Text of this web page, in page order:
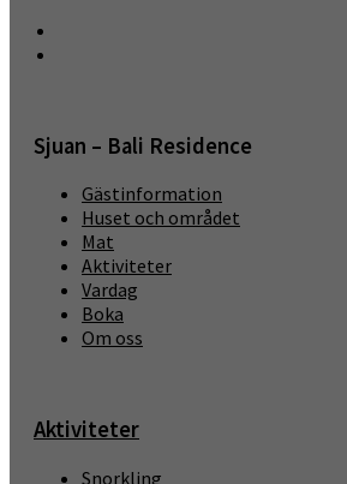
Sjuan – Bali Residence
Gästinformation
Huset och området
Mat
Aktiviteter
Vardag
Boka
Om oss
Aktiviteter
Snorkling